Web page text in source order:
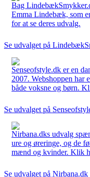
Bag
Emma Lindebæk, som
for at se deres udvalg.
Se udvalget på
Senseofstyle.dk er en
2007. Webshoppen har
både voksne og børn.
Se udvalget på
Nirbana.dks udvalg
ure og øreringe, og de
mænd og kvinder. Klik
Se udvalget på Nirbana.dk